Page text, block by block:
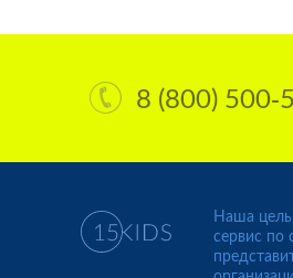
8 (800) 500-
Наша
сервис по